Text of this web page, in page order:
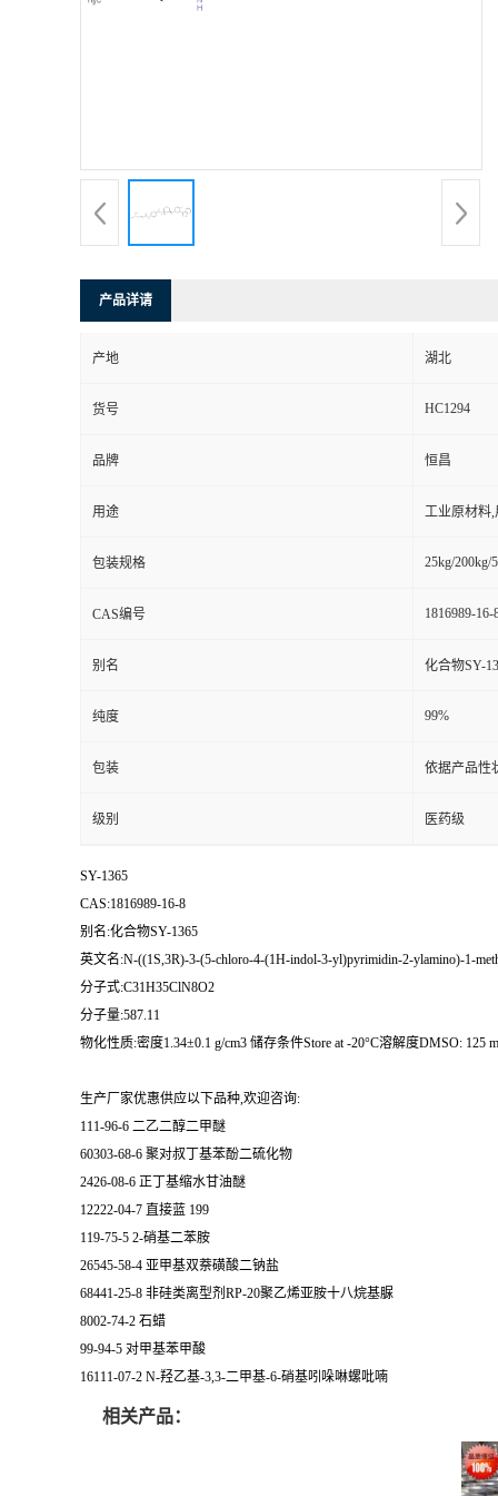
产品详请
产地 湖北
货号 HC1294
品牌 恒昌
用途 工业原材料
包装规格 25kg/200kg/
CAS编号 1816989-16-
别名 化合物SY-
纯度 99%
包装 依据产品性
级别 医药级
SY-1365
CAS:1816989-16-8
别名:化合物SY-1365
英文名:N-((1S,3R)-3-(5-chloro-4-(1H-indol-3-yl)pyrimidin-2-ylamino)-1-
分子式:C31H35ClN8O2
分子量:587.11
物化性质:密度1.34±0.1 g/cm3 储存条件Store at -20°C溶解度DMSO: 125
生产厂家优惠供应以下品种,欢迎咨询:
111-96-6 二乙二醇二甲醚
60303-68-6 聚对叔丁基苯酚二硫化物
2426-08-6 正丁基缩水甘油醚
12222-04-7 直接蓝 199
119-75-5 2-硝基二苯胺
26545-58-4 亚甲基双萘磺酸二钠盐
68441-25-8 非硅类离型剂RP-20聚乙烯亚胺十八烷基脲
8002-74-2 石蜡
99-94-5 对甲基苯甲酸
16111-07-2 N-羟乙基-3,3-二甲基-6-硝基吲哚啉螺吡喃
相关产品：